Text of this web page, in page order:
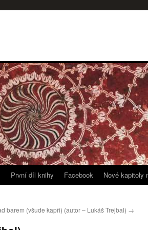
První díl knihy Facebook Nové kapitoly
barem (všude kapři) (autor – Lukáš Trejbal) →